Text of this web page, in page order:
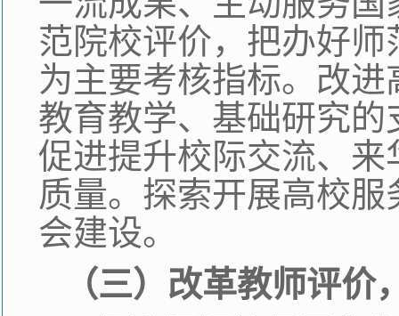
范院校评价，把办好
为主要考核指标。改
教育教学、基础研究
促进提升校际交流、
质量。探索开展高校
会建设。
（三）改革教师评